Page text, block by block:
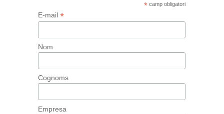
*camp obligatori
E-mail *
Nom
Cognoms
Empresa